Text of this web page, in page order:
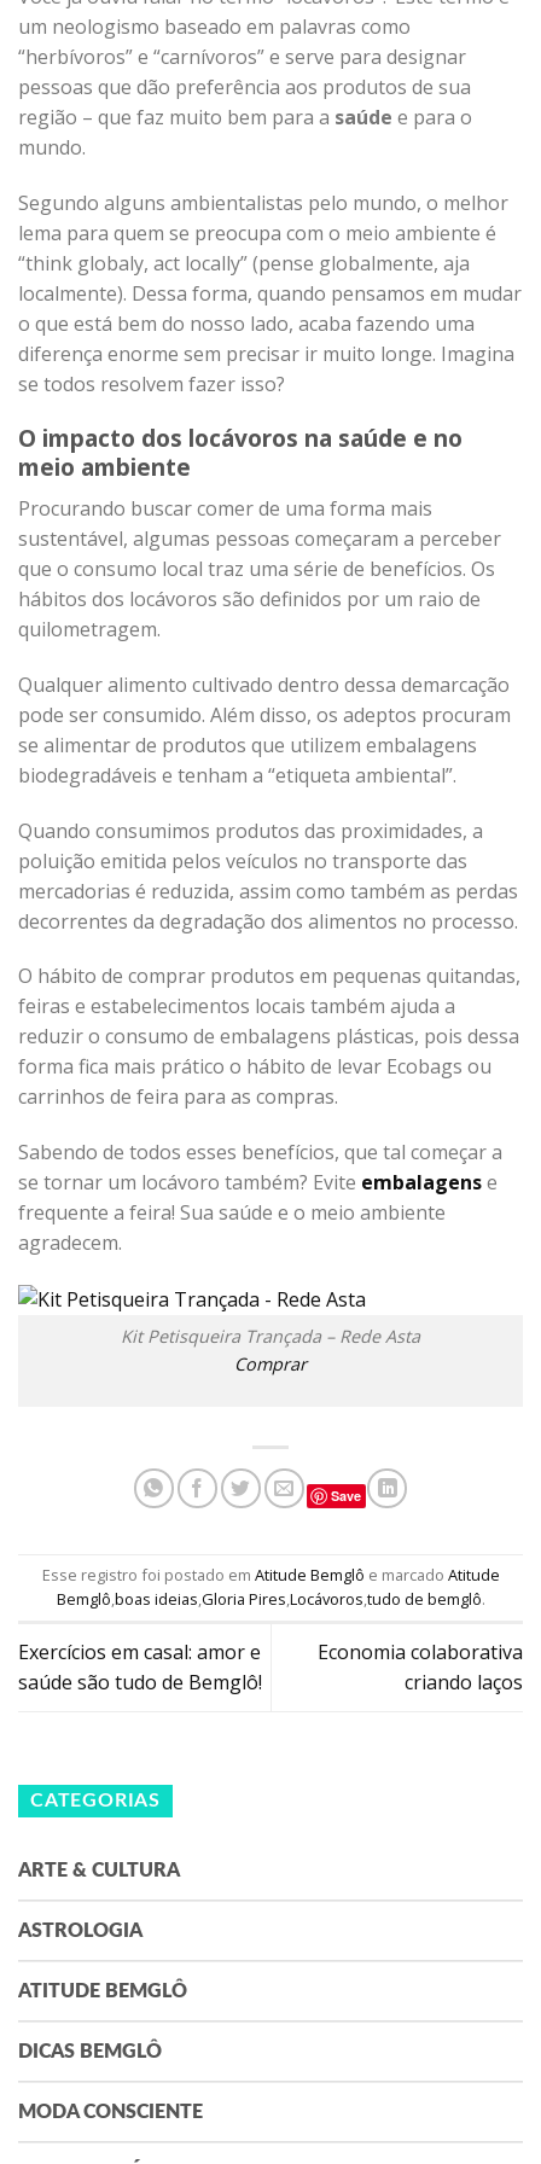
um neologismo baseado em palavras como
“herbívoros” e “carnívoros” e serve para designar
pessoas que dão preferência aos produtos de sua
região – que faz muito bem para a saúde e para o
mundo.
Segundo alguns ambientalistas pelo mundo, o melhor
lema para quem se preocupa com o meio ambiente é
“think globaly, act locally” (pense globalmente, aja
localmente). Dessa forma, quando pensamos em mudar
o que está bem do nosso lado, acaba fazendo uma
diferença enorme sem precisar ir muito longe. Imagina
se todos resolvem fazer isso?
O impacto dos locávoros na saúde e no
meio ambiente
Procurando buscar comer de uma forma mais
sustentável, algumas pessoas começaram a perceber
que o consumo local traz uma série de benefícios. Os
hábitos dos locávoros são definidos por um raio de
quilometragem.
Qualquer alimento cultivado dentro dessa demarcação
pode ser consumido. Além disso, os adeptos procuram
se alimentar de produtos que utilizem embalagens
biodegradáveis e tenham a “etiqueta ambiental”.
Quando consumimos produtos das proximidades, a
poluição emitida pelos veículos no transporte das
mercadorias é reduzida, assim como também as perdas
decorrentes da degradação dos alimentos no processo.
O hábito de comprar produtos em pequenas quitandas,
feiras e estabelecimentos locais também ajuda a
reduzir o consumo de embalagens plásticas, pois dessa
forma fica mais prático o hábito de levar Ecobags ou
carrinhos de feira para as compras.
Sabendo de todos esses benefícios, que tal começar a
se tornar um locávoro também? Evite embalagense
frequente a feira! Sua saúde e o meio ambiente
agradecem.
Kit Petisqueira Trançada – Rede Asta
Comprar
Save
Esse registro foi postado em Atitude Bemglô e marcado Atitude
Bemglô,boas ideias,Gloria Pires,Locávoros,tudo de bemglô.
Exercícios em casal: amor e
saúde são tudo de Bemglô!
Economia colaborativa
criando laços
CATEGORIAS
ARTE & CULTURA
ASTROLOGIA
ATITUDE BEMGLÔ
DICAS BEMGLÔ
MODA CONSCIENTE